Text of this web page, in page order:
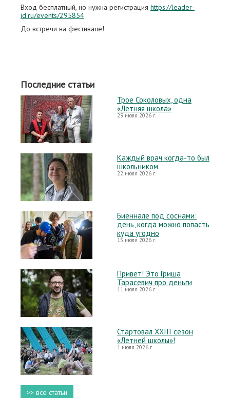
Вход бесплатный, но нужна регистрация https://leader-
id.ru/events/295854
До встречи на фестивале!
Последние статьи
Трое Соколовых, одна
«Летняя школа»
29 июля 2026 г.
Каждый врач когда-то был
школьником
22 июля 2026 г.
Биеннале под соснами:
день, когда можно попасть
куда угодно
15 июля 2026 г.
Привет! Это Гриша
Тарасевич про деньги
11 июля 2026 г.
Стартовал XXIII сезон
«Летней школы»!
1 июля 2026 г.
>> все статьи